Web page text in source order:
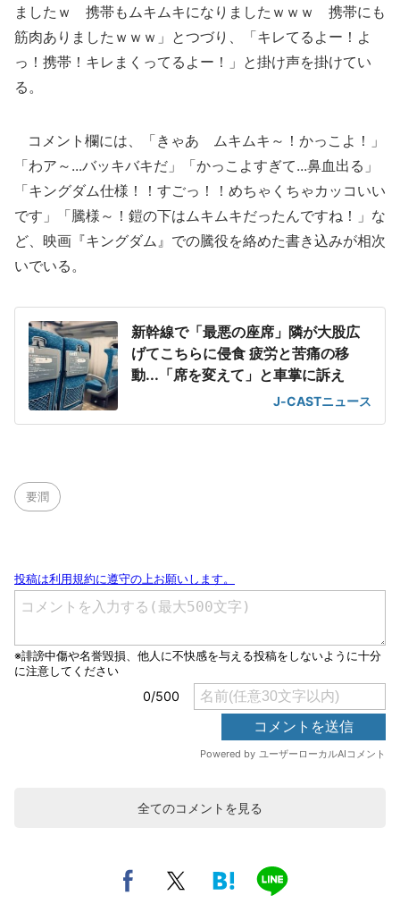
ましたｗ 携帯もムキムキになりましたｗｗｗ 携帯にも
筋肉ありましたｗｗｗ」とつづり、「キレてるよー！よ
っ！携帯！キレまくってるよー！」と掛け声を掛けてい
る。
コメント欄には、「きゃあ ムキムキ～！かっこよ！」
「わア～...バッキバキだ」「かっこよすぎて...鼻血出る」
「キングダム仕様！！すごっ！！めちゃくちゃカッコいい
です」「騰様～！鎧の下はムキムキだったんですね！」な
ど、映画『キングダム』での騰役を絡めた書き込みが相次
いでいる。
新幹線で「最悪の座席」隣が大股広
げてこちらに侵食 疲労と苦痛の移
動...「席を変えて」と車掌に訴え
J-CASTニュース
要潤
全てのコメントを見る